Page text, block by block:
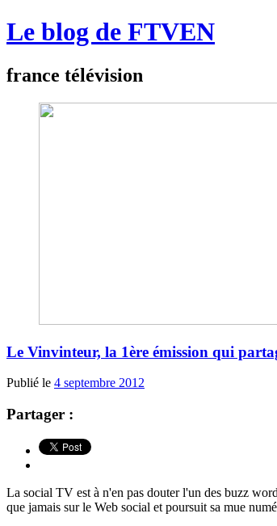
Le blog de FTVEN
france télévision
Le Vinvinteur, la 1ère émission qui
Publié le 4 septembre 2012
Partager :
La social TV est à n'en pas douter l'un des buzz
que jamais sur le Web social et poursuit sa mue